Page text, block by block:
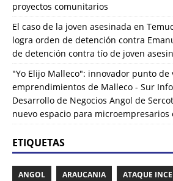
proyectos comunitarios
El caso de la joven asesinada en
logra orden de detención contra
de detención contra tío de joven
"Yo Elijo Malleco": innovador punto de
emprendimientos de Malleco - Sur
Desarrollo de Negocios Angol de
nuevo espacio para microempresarios
ETIQUETAS
ANGOL ARAUCANIA ATAQUE